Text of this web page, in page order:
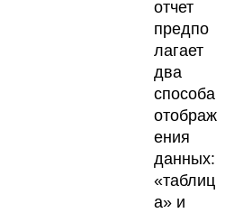
отчет
предпо
лагает
два
способа
отображ
ения
данных:
«таблиц
а» и